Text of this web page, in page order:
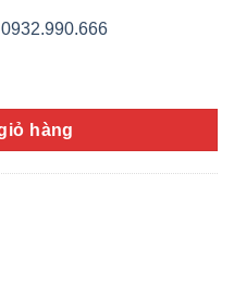
0932.990.666
hàng